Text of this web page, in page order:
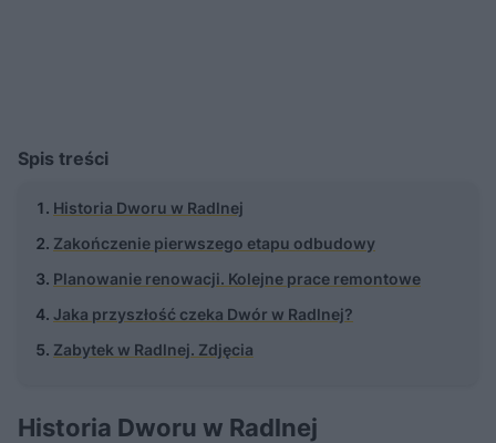
Spis treści
Historia Dworu w Radlnej
Zakończenie pierwszego etapu odbudowy
Planowanie renowacji. Kolejne prace remontowe
Jaka przyszłość czeka Dwór w Radlnej?
Zabytek w Radlnej. Zdjęcia
Historia Dworu w Radlnej